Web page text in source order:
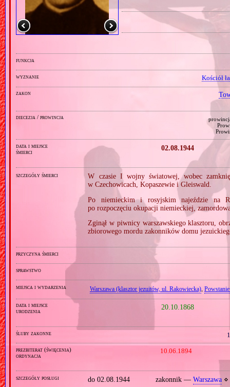
funkcja
wyznanie Kościół
zakon
diecezja / prowincja
data i miejsce
śmierci
02.08.1944
szczegóły śmierci
W czasie I wojny światowej, wobec
w Czechowicach, Kopaszewie i Gleiswald.
Po niemieckim i rosyjskim najeździe na
po rozpoczęciu okupacji niemieckiej,
Zginął w piwnicy warszawskiego klasztoru,
zbiorowego mordu zakonników domu
przyczyna śmierci
sprawstwo
miejsca i wydarzenia Warszawa (klasztor jezuitów, ul. Rakowiecka),
data i miejsce
urodzenia
20.10.1868
śluby zakonne
prezbiterat (święcenia)
ordynacja
10.06.1894
szczegóły posługi do 02.08.1944 zakonnik — Warszawa⋄